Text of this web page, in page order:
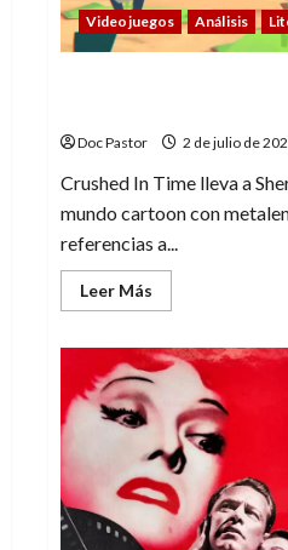
Videojuegos Análisis
Doc Pastor 2 de julio de
Crushed In Time lleva a
mundo cartoon con
referencias a...
Leer Más
más
Crushed
In
Time:
metalenguaje
y
un
Sherlock
Holmes
cartoon